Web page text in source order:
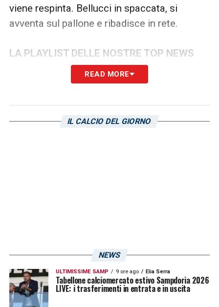
viene respinta. Bellucci in spaccata, si
avventa sul pallone e ribadisce in rete.
LA PLAYLIST DELLE NOSTRE TOP NEWS
READ MORE
IL CALCIO DEL GIORNO
NEWS
ULTIMISSIME SAMP 9 ore ago Elia Serra
Tabellone calciomercato estivo Sampdoria 2026
LIVE: i trasferimenti in entrata e in uscita